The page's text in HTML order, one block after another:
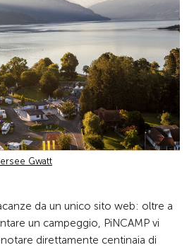
Gwatt
da un unico sito web: oltre a
un campeggio, PiNCAMP vi
direttamente centinaia di